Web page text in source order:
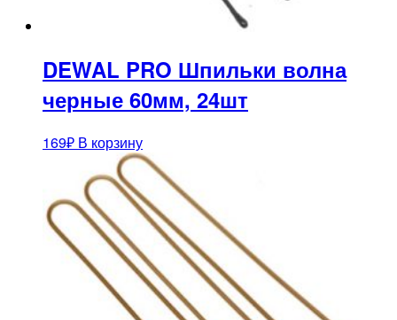
DEWAL PRO Шпильки волна
черные 60мм, 24шт
169₽ В корзину